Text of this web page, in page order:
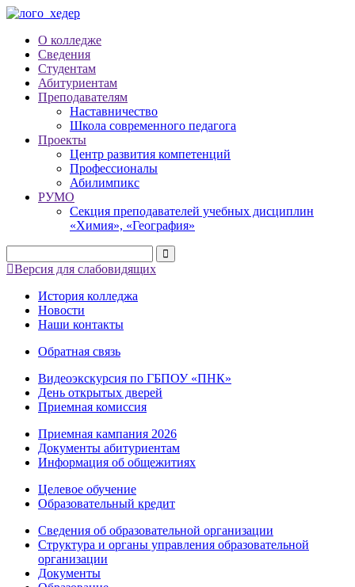
О колледже
Сведения
Студентам
Абитуриентам
Преподавателям
Наставничество
Школа современного педагога
Проекты
Центр развития компетенций
Профессионалы
Абилимпикс
РУМО
Секция преподавателей учебных дисциплин
«Химия», «География»
Версия для слабовидящих
История колледжа
Новости
Наши контакты
Обратная связь
Видеоэкскурсия по ГБПОУ «ПНК»
День открытых дверей
Приемная комиссия
Приемная кампания 2026
Дoкументы абитуриентам
Информация об общежитиях
Целевое обучение
Образовательный кредит
Сведения об образовательной организации
Структура и органы управления образовательной
организации
Документы